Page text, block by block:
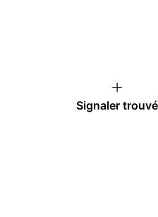
Signaler trouvé